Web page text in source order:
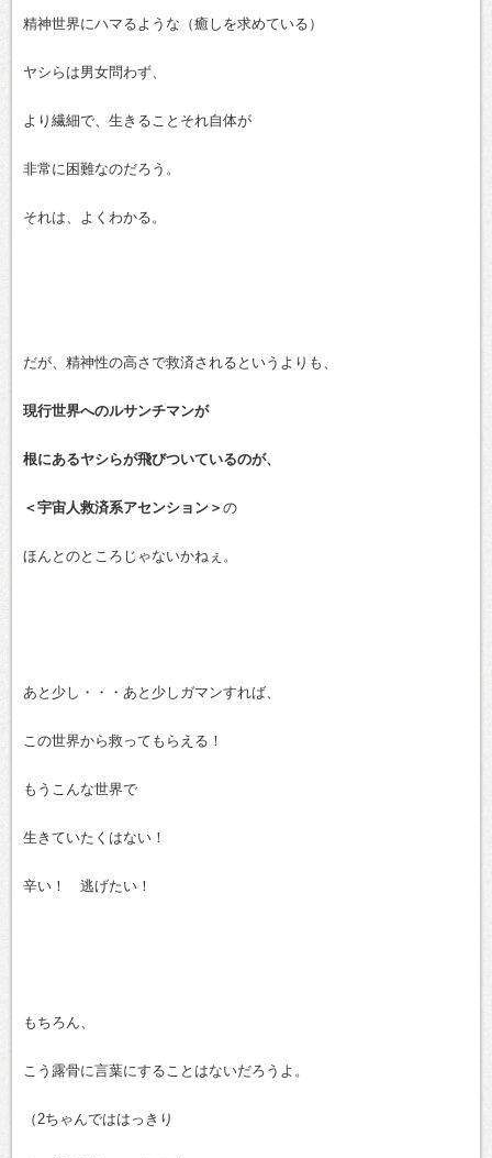
精神世界にハマるような（癒しを求めている）
ヤシらは男女問わず、
より繊細で、生きることそれ自体が
非常に困難なのだろう。
それは、よくわかる。
だが、精神性の高さで救済されるというよりも、
現行世界へのルサンチマンが
根にあるヤシらが飛びついているのが、
＜宇宙人救済系アセンション＞ の
ほんとのところじゃないかねぇ。
あと少し・・・あと少しガマンすれば、
この世界から救ってもらえる！
もうこんな世界で
生きていたくはない！
辛い！ 逃げたい！
もちろん、
こう露骨に言葉にすることはないだろうよ。
（2ちゃんでははっきり